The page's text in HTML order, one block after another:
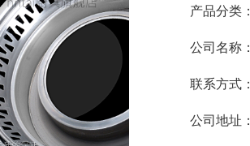
产品分类：
公司名称：
联系方式：
公司地址：